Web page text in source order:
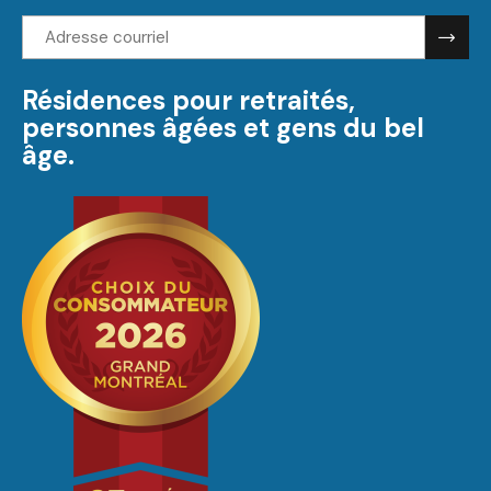
Adresse
courriel:
Résidences pour retraités,
personnes âgées et gens du bel
âge.